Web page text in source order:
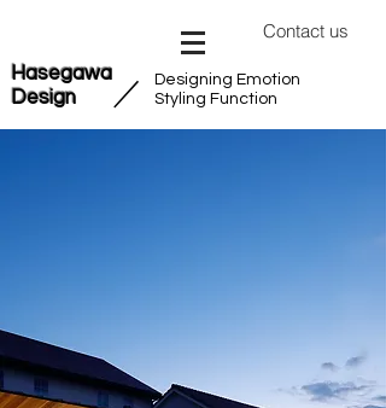
​／
Hasegawa
Design
Contact us
Designing Emotion
Styling Function